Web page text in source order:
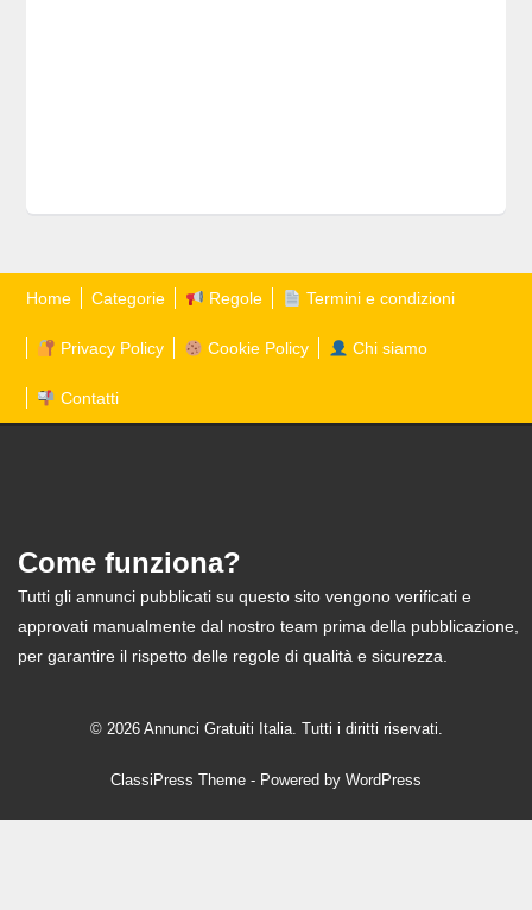
Home Categorie Regole Termini e condizioni
Privacy Policy Cookie Policy Chi siamo
Contatti
Come funziona?
Tutti gli annunci pubblicati su questo sito vengono verificati e
approvati manualmente dal nostro team prima della pubblicazione,
per garantire il rispetto delle regole di qualità e sicurezza.
© 2026 Annunci Gratuiti Italia. Tutti i diritti riservati.
ClassiPress Theme - Powered by WordPress